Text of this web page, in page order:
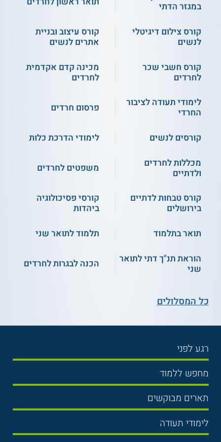
במגזר הדתי
קורס צילום דיגיטלי
לנשים
קורס עיצוב ובניית
אתרים לנשים
קורס חשבי שכר
לחרדים
מכינה קדם אקדמית
לחרדים
לימודי תעודה לציבור
החרדי
פרסום חרדים
קורסים לנשים
לימודי הדרכת כלות
מכללות לחרדים
ולדתיים
משפטים לחרדים
קורס טבחות לדתיים
בירושלים
קורסי פסיכולוגיה
ביהדות
תואר בתלמוד
תלמוד לתואר שני
הוראת תנ"ך דתי לתואר
שני
הכנה לבגרות לחרדים
כל המסלולים
רגע לפני
בחירת לימודים
תנאי קבלה
שכר לימוד
אוניברסיטה
מכללות
מחפש ללמוד
תואר ראשון
תואר שני
הכנה לבגרות
תארים מבוקשים
משפטים
מנהל עסקים
לימודי תעודה